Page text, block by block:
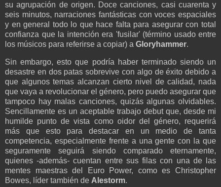
su agrupación de origen. Doce canciones, casi cuarenta y
seis minutos, narraciones fantásticas con voces espaciales
y en general todo lo que hace falta para asegurar con total
confianza que la intención era 'fusilar' (término usado entre
los músicos para referirse a copiar) a Gloryhammer.
Sin embargo, esto que podría haber terminado siendo un
desastre en dos patas sobrevive con algo de éxito debido a
que algunos temas alcanzan cierto nivel de calidad, nada
que vaya a revolucionar el género, pero puedo asegurar que
tampoco hay malas canciones, quizás algunas olvidables.
Sencillamente es un aceptable trabajo debut que, desde mi
humilde punto de vista como oidor del género, requerirá
más que esto para destacar en un medio de tanta
competencia, especialmente frente a una gente con la que
seguramente seguirá siendo comparado eternamente,
quienes -además- cuentan entre sus filas con una de las
mentes maestras del Euro Power, como es Christopher
Bowes, líder también de Alestorm.